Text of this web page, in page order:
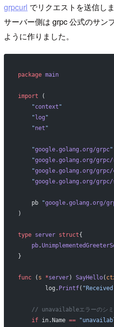
grpcurl でリクエストを送信しま
サーバー側は grpc 公式のサン
ように作りました。
package main
import (
    "
context "
    "
log "
    "
net "
    "
google.golang.org/grpc"
    "
google.golang.org/
    "
google.golang.org/grpc/
    "
google.golang.org/
    pb
"google.golang.org/
)
type server struct{
    pb
.
}
func ( s *server) SayHello(
	log.
Printf(
// unavailableエラーのシミ
    if
in.Name ==